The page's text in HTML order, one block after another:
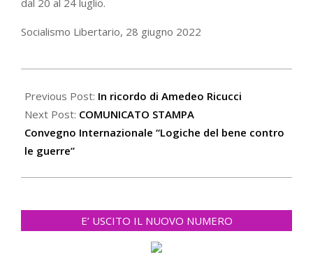
Socialismo Libertario, 28 giugno 2022
07-
13
Previous Post: In ricordo di Amedeo Ricucci
Next Post: COMUNICATO STAMPA
Convegno Internazionale “Logiche del bene contro
le guerre”
E’ USCITO IL NUOVO NUMERO